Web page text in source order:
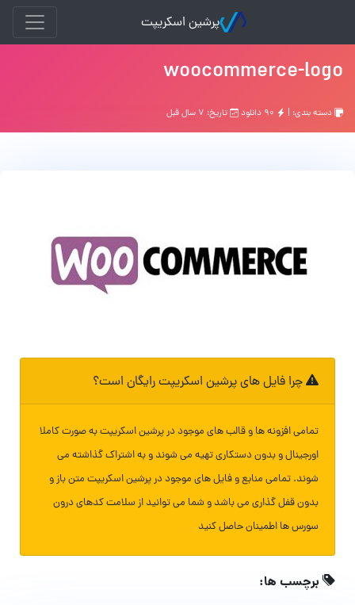
پرشین اسکریپت
woocommerce-logo
دسته بندی: | تاریخ: ۷ سال قبل
چرا فایل های پرشین اسکریپت رایگان است؟
تمامی افزونه ها و قالب های موجود در پرشین اسکریپت به صورت کاملا
اورجینال و بدون دستکاری تهیه می شوند و به اشتراک گذاشته می
شوند. تمامی منابع و فایل های موجود در پرشین اسکریپت متن باز و
بدون قفل گذاری می باشد و شما می توانید از سلامت کدهای درون
سورس ها اطمینان حاصل کنید
برچسب ها: